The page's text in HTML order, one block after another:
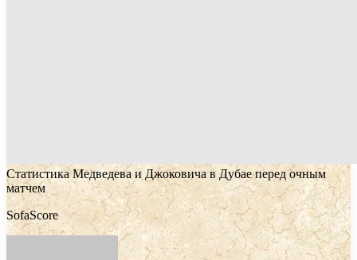
Статистика Медведева и Джоковича в Дубае перед очным
матчем
SofaScore